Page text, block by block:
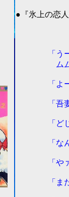
●『氷上の恋人
ヒュ
「うー 寒
ムムムッ
「よー ラ
「吾妻く
「どじょ
「なんで
「やァ ラ
「また